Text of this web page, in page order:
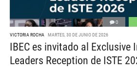
0
VICTORIA ROCHA MARTES, 30 DE JUNIO DE 2026
IBEC es invitado al Exclusive
Leaders Reception de ISTE